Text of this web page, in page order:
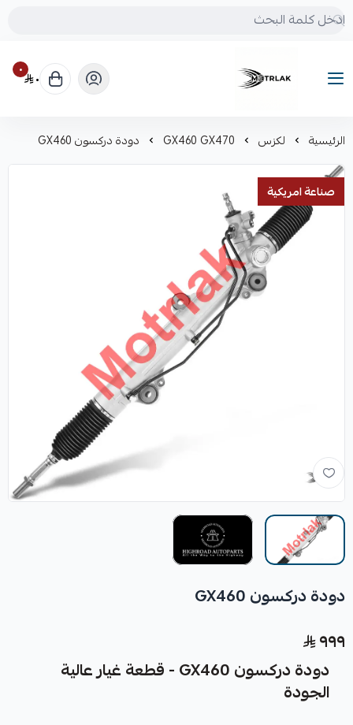
Motrlak
٠ ٠
الرئيسية لكزس GX460 GX470 دودة دركسون GX460
صناعة امريكية
دودة دركسون GX460
٩٩٩
دودة دركسون GX460 - قطعة غيار عالية
الجودة